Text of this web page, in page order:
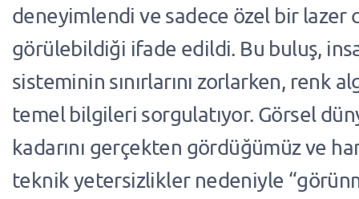
deneyimlendi ve sadece özel bir lazer
görülebildiği ifade edildi. Bu buluş,
sisteminin sınırlarını zorlarken, renk
temel bilgileri sorgulatıyor. Görsel
kadarını gerçekten gördüğümüz ve
teknik yetersizlikler nedeniyle